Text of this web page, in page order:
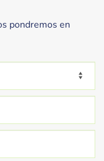
pondremos en